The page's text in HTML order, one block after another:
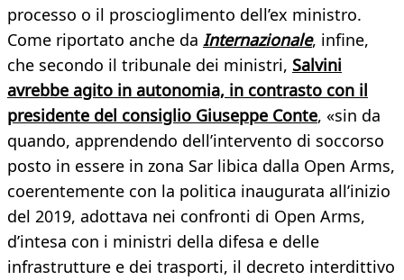
processo o il proscioglimento dell’ex ministro.
Come riportato anche da Internazionale, infine,
che secondo il tribunale dei ministri, Salvini
avrebbe agito in autonomia, in contrasto con il
presidente del consiglio Giuseppe Conte, «sin da
quando, apprendendo dell’intervento di soccorso
posto in essere in zona Sar libica dalla Open Arms,
coerentemente con la politica inaugurata all’inizio
del 2019, adottava nei confronti di Open Arms,
d’intesa con i ministri della difesa e delle
infrastrutture e dei trasporti, il decreto interdittivo